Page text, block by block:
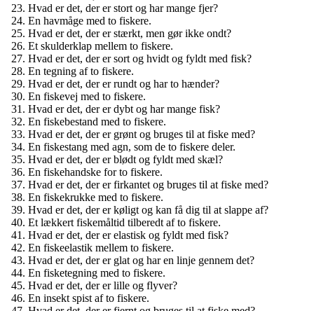
Hvad er det, der er stort og har mange fjer?
En havmåge med to fiskere.
Hvad er det, der er stærkt, men gør ikke ondt?
Et skulderklap mellem to fiskere.
Hvad er det, der er sort og hvidt og fyldt med fisk?
En tegning af to fiskere.
Hvad er det, der er rundt og har to hænder?
En fiskevej med to fiskere.
Hvad er det, der er dybt og har mange fisk?
En fiskebestand med to fiskere.
Hvad er det, der er grønt og bruges til at fiske med?
En fiskestang med agn, som de to fiskere deler.
Hvad er det, der er blødt og fyldt med skæl?
En fiskehandske for to fiskere.
Hvad er det, der er firkantet og bruges til at fiske med?
En fiskekrukke med to fiskere.
Hvad er det, der er køligt og kan få dig til at slappe af?
Et lækkert fiskemåltid tilberedt af to fiskere.
Hvad er det, der er elastisk og fyldt med fisk?
En fiskeelastik mellem to fiskere.
Hvad er det, der er glat og har en linje gennem det?
En fisketegning med to fiskere.
Hvad er det, der er lille og flyver?
En insekt spist af to fiskere.